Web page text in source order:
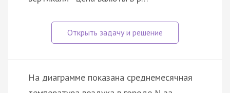
На диаграмме показана среднемесячная